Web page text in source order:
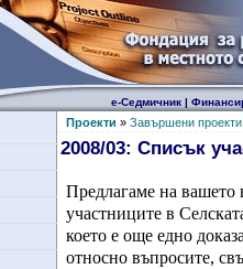
е-Седмичник|
Проекти » Завършени проекти
2008/03: Списък
Предлагаме на вашето
участниците в
което е още едно
относно въпросите,